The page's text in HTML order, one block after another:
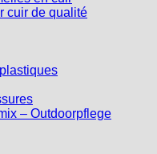
cuir de qualité
– Outdoorpflege